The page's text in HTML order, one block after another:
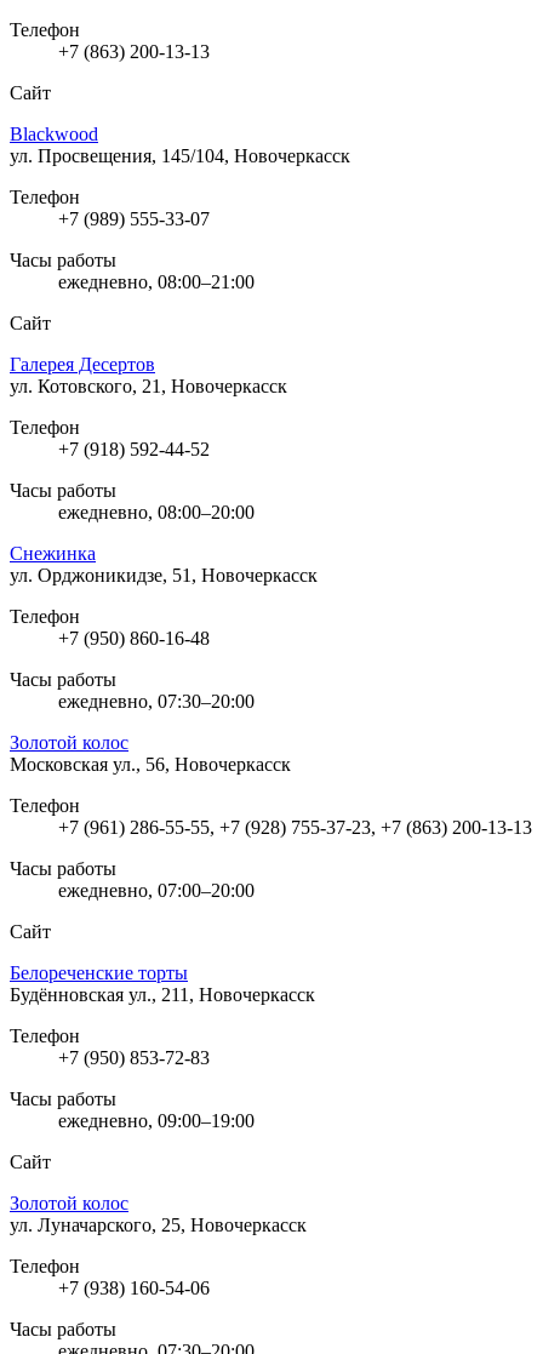
Телефон
+7 (863) 200-13-13
Сайт
Blackwood
ул. Просвещения, 145/104, Новочеркасск
Телефон
+7 (989) 555-33-07
Часы работы
ежедневно, 08:00–21:00
Сайт
Галерея Десертов
ул. Котовского, 21, Новочеркасск
Телефон
+7 (918) 592-44-52
Часы работы
ежедневно, 08:00–20:00
Снежинка
ул. Орджоникидзе, 51, Новочеркасск
Телефон
+7 (950) 860-16-48
Часы работы
ежедневно, 07:30–20:00
Золотой колос
Московская ул., 56, Новочеркасск
Телефон
+7 (961) 286-55-55, +7 (928) 755-37-23, +7 (863) 200-13-13
Часы работы
ежедневно, 07:00–20:00
Сайт
Белореченские торты
Будённовская ул., 211, Новочеркасск
Телефон
+7 (950) 853-72-83
Часы работы
ежедневно, 09:00–19:00
Сайт
Золотой колос
ул. Луначарского, 25, Новочеркасск
Телефон
+7 (938) 160-54-06
Часы работы